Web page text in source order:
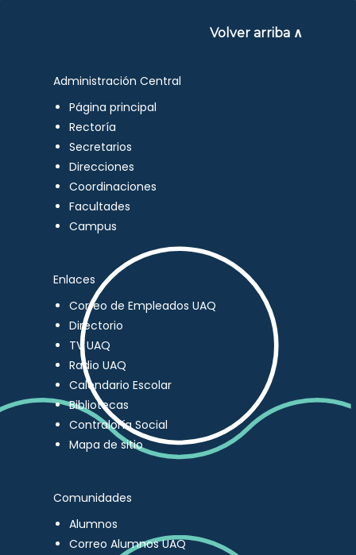
Volver arriba ∧
Administración Central
Página principal
Rectoría
Secretarios
Direcciones
Coordinaciones
Facultades
Campus
Enlaces
Correo de Empleados UAQ
Directorio
TV UAQ
Radio UAQ
Calendario Escolar
Bibliotecas
Contraloría Social
Mapa de sitio
Comunidades
Alumnos
Correo Alumnos UAQ